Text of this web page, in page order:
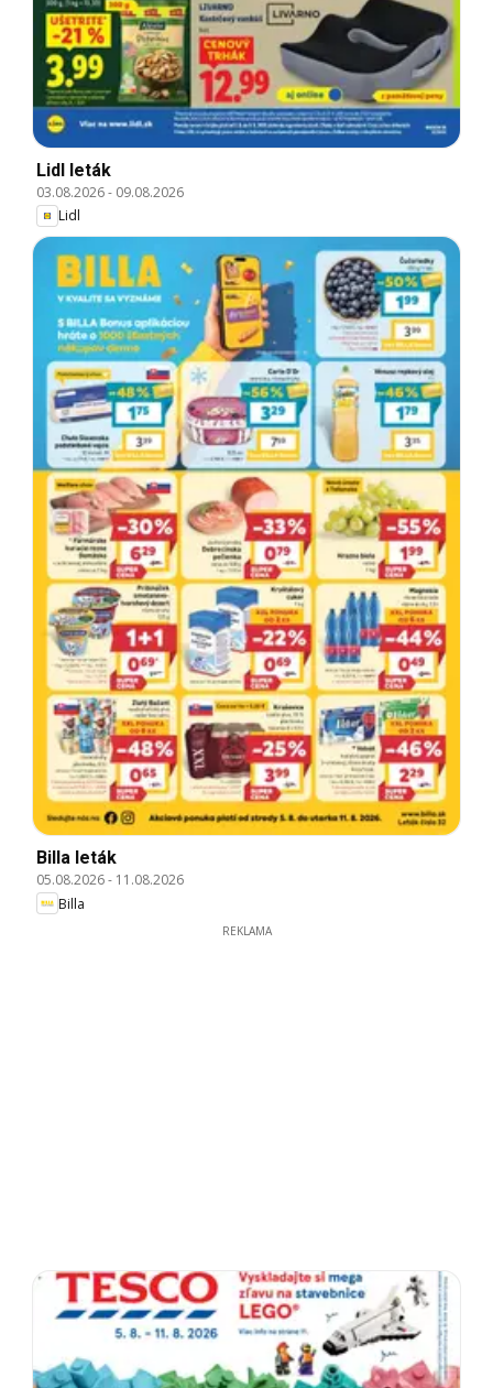
Lidl leták
03.08.2026- 09.08.2026
Lidl
Billa leták
05.08.2026- 11.08.2026
Billa
REKLAMA